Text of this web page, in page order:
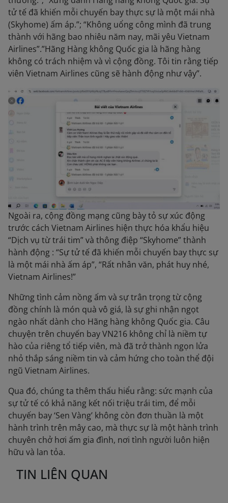
tử tế đã khiến mỗi chuyến bay thực sự là một mái nhà
(Skyhome) ấm áp.”; “Không uổng công mình đã trung
thành với hãng bao nhiêu năm nay, mãi yêu Vietnam
Airlines”.”Hãng Hàng không Quốc gia là hãng hàng
không có trách nhiệm và vì cộng đồng. Tôi tin rằng tiếp
viên Vietnam Airlines cũng sẽ hành động như vậy”.
Ngoài ra, cộng đồng mạng cũng bày tỏ sự xúc động
trước cách Vietnam Airlines hiện thực hóa khẩu hiệu
“Dịch vụ từ trái tim” và thông điệp “Skyhome” thành
hành động : “Sự tử tế đã khiến mỗi chuyến bay thực sự
là một mái nhà ấm áp”, “Rất nhân văn, phát huy nhé,
Vietnam Airlines!”
Những tình cảm nồng ấm và sự trân trọng từ cộng
đồng chính là món quà vô giá, là sự ghi nhận ngọt
ngào nhất dành cho Hãng hàng không Quốc gia. Câu
chuyện trên chuyến bay VN216 không chỉ là niềm tự
hào của riêng tổ tiếp viên, mà đã trở thành ngọn lửa
nhỏ thắp sáng niềm tin và cảm hứng cho toàn thể đội
ngũ Vietnam Airlines.
Qua đó, chúng ta thêm thấu hiểu rằng: sức mạnh của
sự tử tế có khả năng kết nối triệu trái tim, để mỗi
chuyến bay ‘Sen Vàng’ không còn đơn thuần là một
hành trình trên mây cao, mà thực sự là một hành trình
chuyên chở hơi ấm gia đình, nơi tình người luôn hiện
hữu và lan tỏa.
TIN LIÊN QUAN